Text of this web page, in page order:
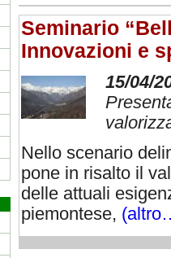
Seminario
Innovazioni e
15/04/
Nello scenario
pone in risalto il
delle attuali
piemontese,